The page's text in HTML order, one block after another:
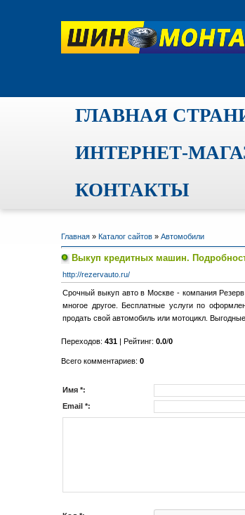
ГЛАВНАЯ
ИНТЕРНЕТ-
КОНТАКТЫ
Главная » Каталог сайтов » Автомобили
Выкуп кредитных машин.
http://rezervauto.ru/
Срочный выкуп авто в Москве - компания
многое другое. Бесплатные услуги по
продать свой автомобиль или мотоцикл.
Переходов: 431 | Рейтинг: 0.0/0
Всего комментариев: 0
Имя *:
Email *: